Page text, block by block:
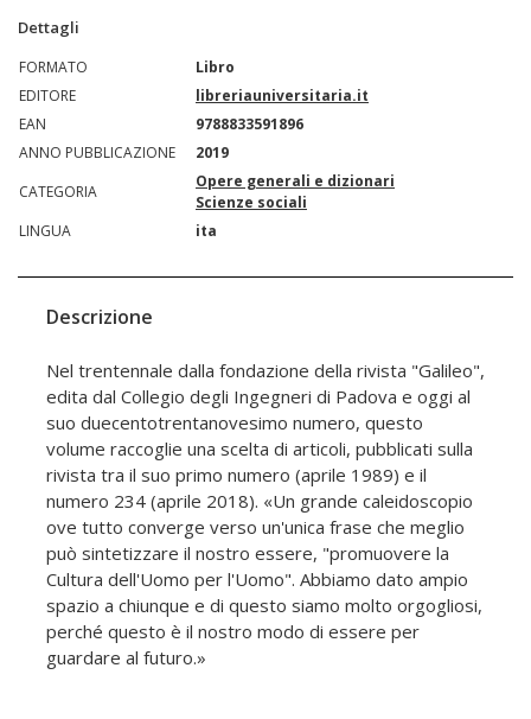
Dettagli
FORMATO
Libro
EDITORE
libreriauniversitaria.it
EAN
9788833591896
ANNO PUBBLICAZIONE
2019
CATEGORIA
Opere generali e dizionari
Scienze sociali
LINGUA
ita
Descrizione
Nel trentennale dalla fondazione della rivista "Galileo",
edita dal Collegio degli Ingegneri di Padova e oggi al
suo duecentotrentanovesimo numero, questo
volume raccoglie una scelta di articoli, pubblicati sulla
rivista tra il suo primo numero (aprile 1989) e il
numero 234 (aprile 2018). «Un grande caleidoscopio
ove tutto converge verso un'unica frase che meglio
può sintetizzare il nostro essere, "promuovere la
Cultura dell'Uomo per l'Uomo". Abbiamo dato ampio
spazio a chiunque e di questo siamo molto orgogliosi,
perché questo è il nostro modo di essere per
guardare al futuro.»